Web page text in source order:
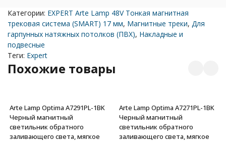
Категории: EXPERT Arte Lamp 48V Тонкая магнитная
трековая система (SMART) 17 мм, Магнитные треки, Для
гарпунных натяжных потолков (ПВХ), Накладные и
подвесные
Теги: Expert
Похожие товары
Arte Lamp Optima A7291PL-1BK
Черный магнитный
светильник обратного
заливающего света, мягкое
Arte Lamp Optima A7271PL-1BK
Черный магнитный
светильник обратного
заливающего света, мягкое